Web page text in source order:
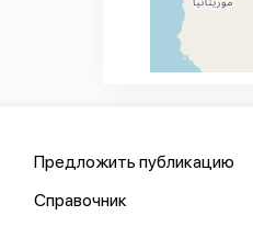
Предложить публикацию
Справочник